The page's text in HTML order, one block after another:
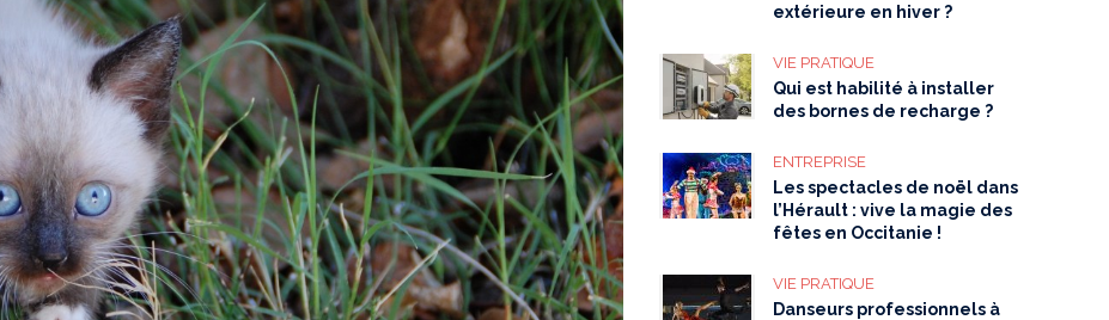
extérieure en hiver ?
VIE PRATIQUE
Qui est habilité à installer
des bornes de recharge ?
ENTREPRISE
Les spectacles de noël dans
l’Hérault : vive la magie des
fêtes en Occitanie !
VIE PRATIQUE
Danseurs professionnels à